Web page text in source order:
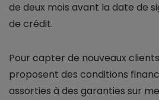
de deux mois avant la date de
de crédit.
Pour capter de nouveaux
proposent des conditions
assorties à des garanties sur